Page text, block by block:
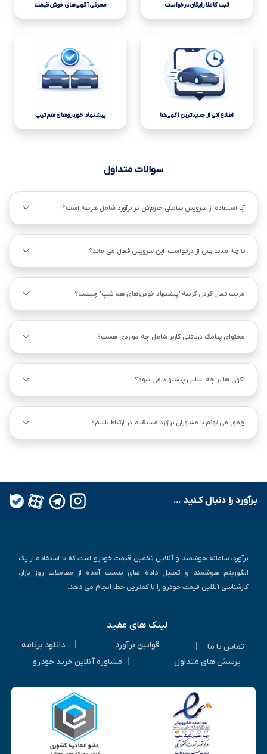
ثبت کاملا رایگان درخواست معرفی آگهی‌های خوش قیمت
اطلاع آنی از جدیدترین آگهی‌ها پیشنهاد خوردروهای هم تیپ
سوالات متداول
آیا استفاده از سرویس پیامکی خبرم‌کن در برآورد شامل هزینه است؟
تا چه مدت پس از درخواست، این سرویس فعال می ماند؟
مزیت فعال کردن گزینه "پیشنهاد خودروهای هم ‌تیپ" چیست؟
محتوای پیامک دریافتی کاربر شامل چه مواردی هست؟
آگهی ها بر چه اساس پیشنهاد می شود؟
چطور می تونم با مشاوران برآورد مستقیم در ارتباط باشم؟
بـرآورد را دنبال کـنید ...
برآورد، سامانه هوشمند و آنلاین تخمین قیمت خودرو است که با استفاده از یک
الگوریتم هوشمند و تحلیل داده های بدست آمده از معاملات روز بازار،
کارشناسی آنلاین قیمت خودرو را با کمترین خطا انجام می دهد.
لینک های مفید
تماس با ما قوانین برآورد
دانلود برنامه
پرسش های متداول
مشاوره آنلاین خرید خودرو